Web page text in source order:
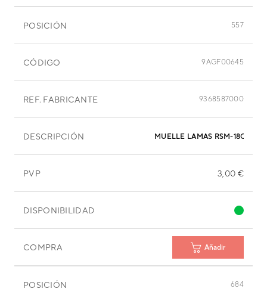
POSICIÓN 557
CÓDIGO 9AGF00645
REF. FABRICANTE 9368587000
DESCRIPCIÓN MUELLE LAMAS RSM-18QA
PVP 3,00 €
DISPONIBILIDAD
COMPRA Añadir
POSICIÓN 684